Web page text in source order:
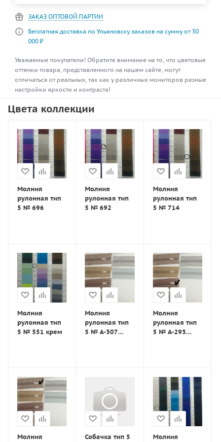
ЗАКАЗ ОПТОВОЙ ПАРТИИ
Беплатная доставка по Ульяновску заказов на сумму от 30
000 ₽
Уважаемые покупатели! Обратите внимание на то, что цветовые
оттенки товара, представленного на нашем сайте, могут
отличаться от реальных, так как у различных мониторов разные
настройки яркости и контраста!
Цвета коллекции
Молния
рулонная тип
5 № 696
Молния
рулонная тип
5 № 692
Молния
рулонная тип
5 № 714
Молния
рулонная тип
5 № 551 крем
Молния
рулонная тип
5 № А-307
Молния
рулонная тип
5 № А-293
Молния
Собачка тип 5
Молния